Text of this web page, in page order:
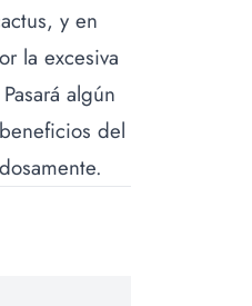
y en
la excesiva
algún
del